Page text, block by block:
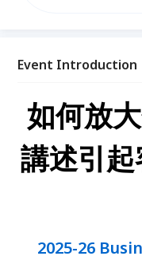
差異化的競爭優勢！
Event Introduction
如何放
講述引
2025-26